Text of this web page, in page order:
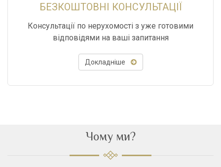
БЕЗКОШТОВНІ КОНСУЛЬТАЦІЇ
Консультації по нерухомості з уже готовими
відповідями на ваші запитання
Докладніше
Чому ми?